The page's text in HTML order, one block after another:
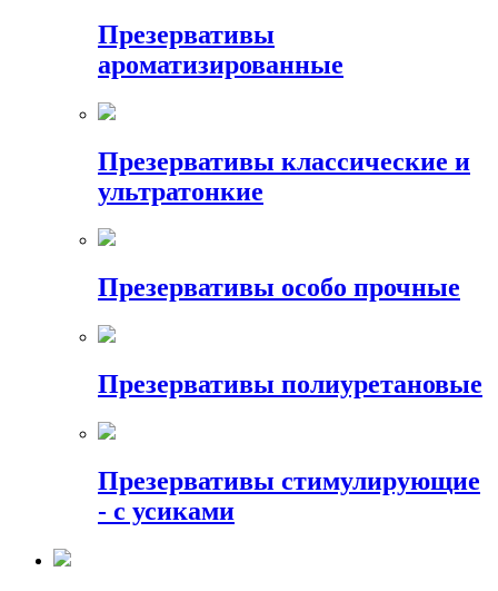
Презервативы
ароматизированные
Презервативы классические и
ультратонкие
Презервативы особо прочные
Презервативы полиуретановые
Презервативы стимулирующие
- с усиками